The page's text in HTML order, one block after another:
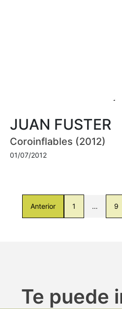
JUAN FUSTER
Coroinflables (2012)
01/07/2012
Anterior 1 … 9
Te puede